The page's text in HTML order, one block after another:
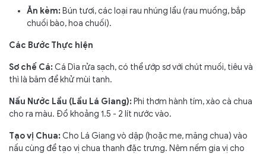
Ăn kèm: Bún tươi, các loại rau nhúng lẩu (rau muống, bắp
chuối bào, hoa chuối).
Các Bước Thực hiện
Sơ chế Cá: Cá Dìa rửa sạch, có thể ướp sơ với chút muối, tiêu và
thì là băm để khử mùi tanh.
Nấu Nước Lẩu (Lẩu Lá Giang): Phi thơm hành tím, xào cà chua
cho ra màu. Đổ khoảng 1.5 - 2 lít nước vào.
Tạo vị Chua: Cho Lá Giang vò dập (hoặc me, măng chua) vào
nấu cùng để tạo vị chua thanh đặc trưng. Nêm nếm gia vị cho